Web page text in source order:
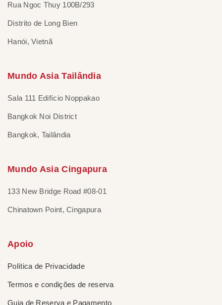
Rua Ngoc Thuy 100B/293
Distrito de Long Bien
Hanói, Vietnã
Mundo Asia Tailândia
Sala 111 Edifício Noppakao
Bangkok Noi District
Bangkok, Tailândia
Mundo Asia Cingapura
133 New Bridge Road #08-01
Chinatown Point, Cingapura
Apoio
Política de Privacidade
Termos e condições de reserva
Guia de Reserva e Pagamento